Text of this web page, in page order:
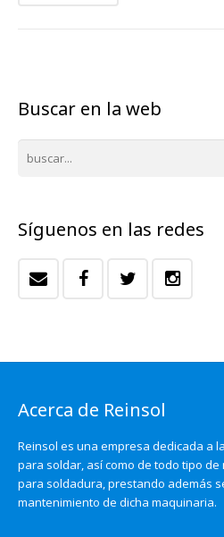
Buscar en la web
Síguenos en las redes
Acerca de Reinsol
Reinsol es una empresa dedicada a
para soldar, así como de todo tipo
para soldadura, prestando además
mantenimiento de dicha maquinaria.